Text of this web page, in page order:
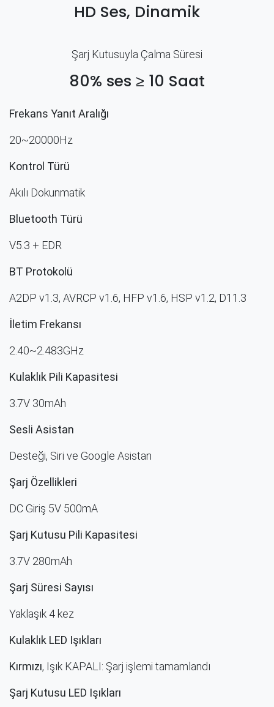
HD Ses, Dinamik
Şarj Kutusuyla Çalma Süresi
80% ses ≥ 10 Saat
Frekans Yanıt Aralığı
20~20000Hz
Kontrol Türü
Akılı Dokunmatik
Bluetooth Türü
V5.3 + EDR​
BT Protokolü
A2DP v1.3, AVRCP v1.6, HFP v1.6, HSP v1.2, D11.3
İletim Frekansı
2.40~2.483GHz
Kulaklık Pili Kapasitesi
3.7V 30mAh
Sesli Asistan
Desteği, Siri ve Google Asistan
Şarj Özellikleri
DC Giriş 5V 500mA
Şarj Kutusu Pili Kapasitesi
3.7V 280mAh
Şarj Süresi Sayısı
Yaklaşık 4 kez
Kulaklık LED Işıkları
Kırmızı, Işık KAPALI: Şarj işlemi tamamlandı
Şarj Kutusu LED Işıkları